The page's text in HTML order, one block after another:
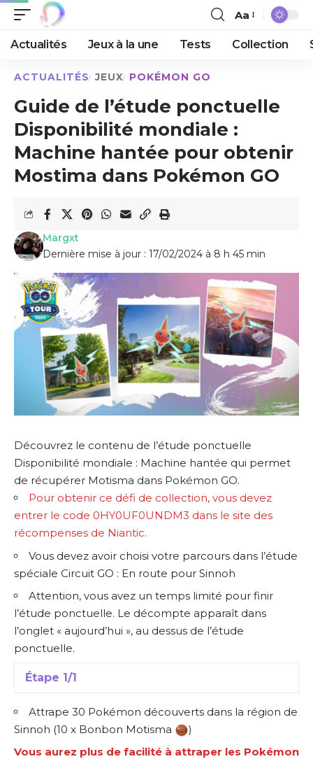
Aa
Actualités Jeux à la une Tests Collection
ACTUALITÉS JEUX POKÉMON GO
Guide de l’étude ponctuelle
Disponibilité mondiale :
Machine hantée pour obtenir
Mostima dans Pokémon GO
Dernière mise à jour : 17/02/2024 à 8 h 45 min
Margxt
Découvrez le contenu de l’étude ponctuelle
Disponibilité mondiale : Machine hantée qui permet
de récupérer Motisma dans Pokémon GO.
Pour obtenir ce défi de collection, vous devez
entrer le code 0HY0UF0UNDM3 dans le site des
récompenses de Niantic.
Vous devez avoir choisi votre parcours dans l’étude
spéciale Circuit GO : En route pour Sinnoh
Attention, vous avez un temps limité pour finir
l’étude ponctuelle. Le décompte apparaît dans
l’onglet « aujourd’hui », au dessus de l’étude
ponctuelle.
Étape 1/1
Attrape 30 Pokémon découverts dans la région de
Sinnoh (10 x Bonbon Motisma
)
Vous aurez plus de facilité à attraper les Pokémon